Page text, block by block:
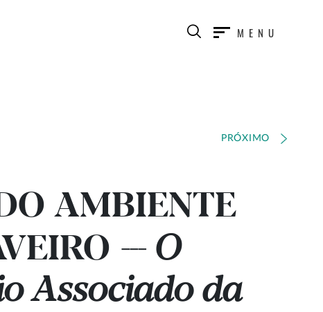
MENU
PRÓXIMO
AMBIENTE
--- O
Associado da